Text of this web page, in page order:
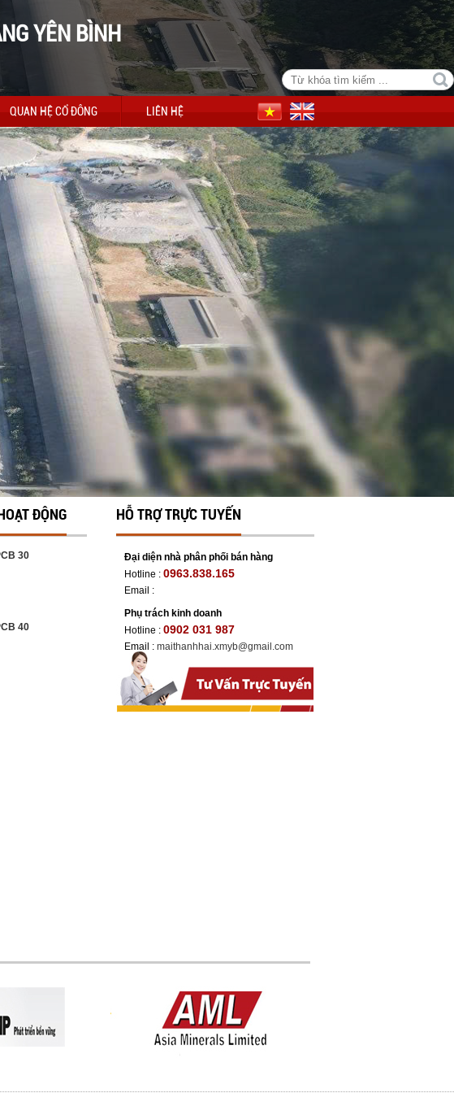
YÊN BÌNH
QUAN HỆ CỔ ĐÔNG LIÊN HỆ
ĐỘNG
30
40
HỖ TRỢ TRỰC TUYẾN
Đại diện nhà phân phối bán hàng
Hotline : 0963.838.165
Email :
Phụ trách kinh doanh
Hotline : 0902 031 987
Email : maithanhhai.xmyb@gmail.com